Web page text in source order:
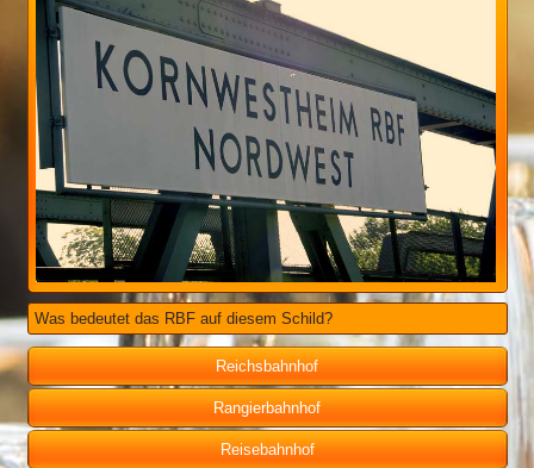
Was bedeutet das RBF auf diesem Schild?
Reichsbahnhof
Rangierbahnhof
Reisebahnhof